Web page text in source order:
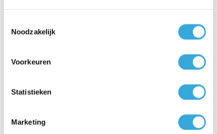
Noodzakelijk
Voorkeuren
Statistieken
Marketing
Woonplaats*
Foto's binnen- en buitenlocatie